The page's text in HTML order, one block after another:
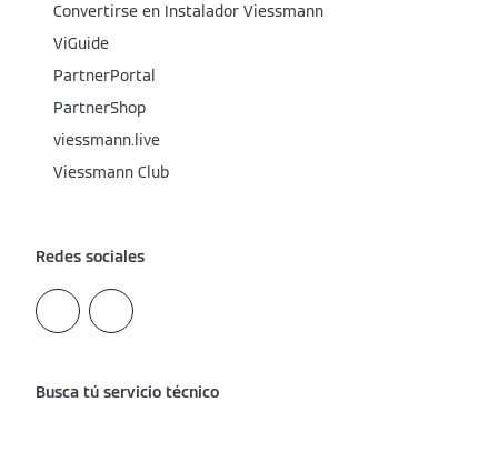
Convertirse en Instalador Viessmann
ViGuide
PartnerPortal
PartnerShop
viessmann.live
Viessmann Club
Redes sociales
Busca tú servicio técnico